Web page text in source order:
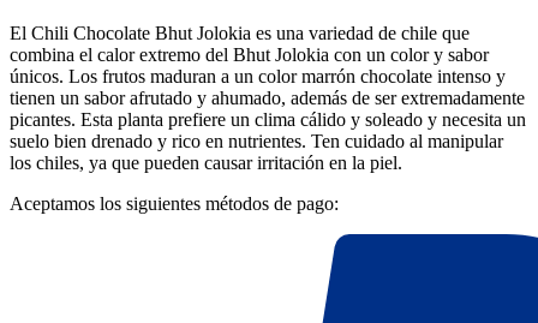
El Chili Chocolate Bhut Jolokia es una variedad de chile que
combina el calor extremo del Bhut Jolokia con un color y sabor
únicos. Los frutos maduran a un color marrón chocolate intenso y
tienen un sabor afrutado y ahumado, además de ser extremadamente
picantes. Esta planta prefiere un clima cálido y soleado y necesita un
suelo bien drenado y rico en nutrientes. Ten cuidado al manipular
los chiles, ya que pueden causar irritación en la piel.
Aceptamos los siguientes métodos de pago: